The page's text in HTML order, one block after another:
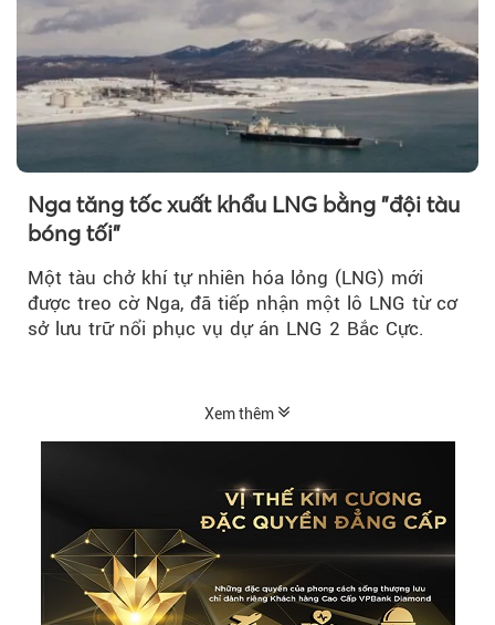
Nga tăng tốc xuất khẩu LNG bằng "đội tàu
bóng tối"
Một tàu chở khí tự nhiên hóa lỏng (LNG) mới
được treo cờ Nga, đã tiếp nhận một lô LNG từ cơ
sở lưu trữ nổi phục vụ dự án LNG 2 Bắc Cực.
Xem thêm